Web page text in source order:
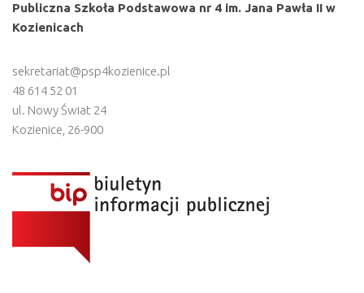
Publiczna Szkoła Podstawowa nr 4 im. Jana Pawła II w
Kozienicach
sekretariat@psp4kozienice.pl
48 614 52 01
ul. Nowy Świat 24
Kozienice 26-900